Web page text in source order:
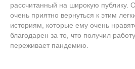
рассчитанный на широкую публику.
очень приятно вернуться к этим
историям, которые ему очень
благодарен за то, что получил
переживает пандемию.